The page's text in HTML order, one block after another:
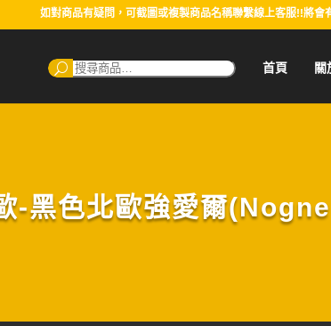
如對商品有疑問，可截圖或複製商品名稱聯繫線上客服!!將會
搜
尋：
首頁 關
-黑色北歐強愛爾